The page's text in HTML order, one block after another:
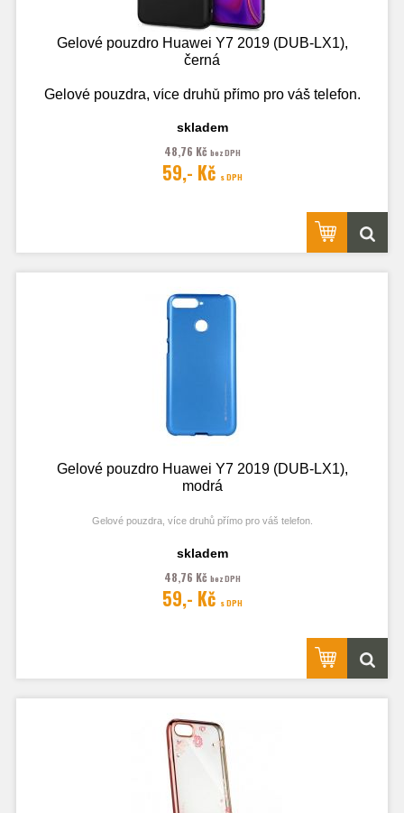
Gelové pouzdro Huawei Y7 2019 (DUB-LX1),
černá
Gelové pouzdra, více druhů přímo pro váš telefon.
Fotografie je pouze ilustrační.
skladem
48,76 Kč bez DPH
59,- Kč s DPH
Gelové pouzdro Huawei Y7 2019 (DUB-LX1),
modrá
Gelové pouzdra, více druhů přímo pro váš telefon.
Fotografie je pouze ilustrační.
skladem
48,76 Kč bez DPH
59,- Kč s DPH